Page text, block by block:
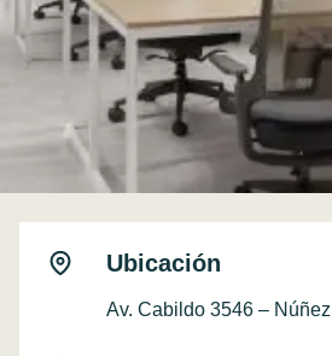
Ubicación
Av. Cabildo 3546 – Núñez